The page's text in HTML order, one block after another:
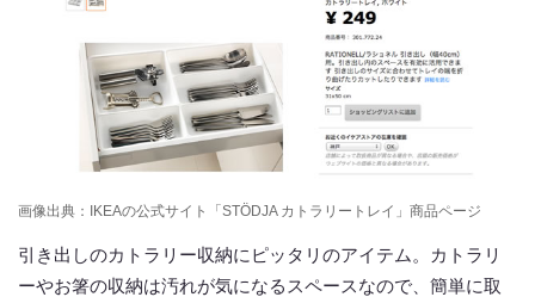
画像出典：IKEAの公式サイト「STÖDJA カトラリートレイ」商品ページ
引き出しのカトラリー収納にピッタリのアイテム。カトラリ
ーやお箸の収納は汚れが気になるスペースなので、簡単に取